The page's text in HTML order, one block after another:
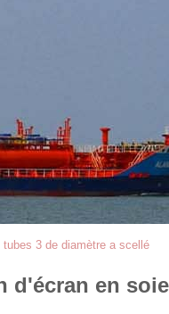
3 de diamètre a scellé
en